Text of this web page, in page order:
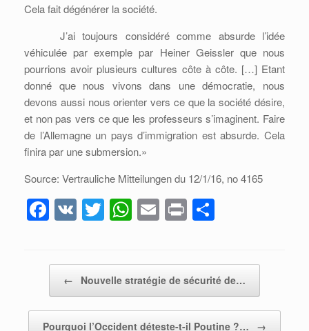
Cela fait dégénérer la société.
J’ai toujours considéré comme absurde l’idée
véhiculée par exemple par Heiner Geissler que nous
pourrions avoir plusieurs cultures côte à côte. […] Etant
donné que nous vivons dans une démocratie, nous
devons aussi nous orienter vers ce que la société désire,
et non pas vers ce que les professeurs s’imaginent. Faire
de l’Allemagne un pays d’immigration est absurde. Cela
finira par une submersion.»
Source: Vertrauliche Mitteilungen du 12/1/16, no 4165
F
a
e
b
o
V
K
T
wi
er
W
h
s
A
p
E
m
Pr
in
g
er
Post navigation
← Nouvelle stratégie de sécurité de…
Pourquoi l’Occident déteste-t-il Poutine ?… →